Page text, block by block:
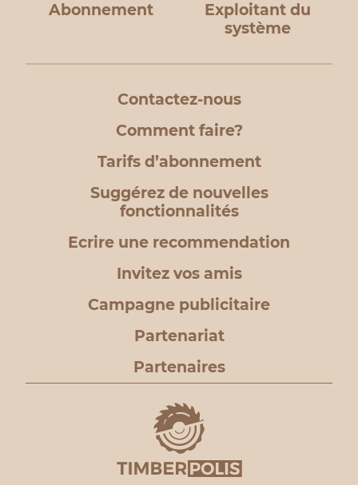
Abonnement
Exploitant du
système
Contactez-nous
Comment faire?
Tarifs d’abonnement
Suggérez de nouvelles
fonctionnalités
Ecrire une recommendation
Invitez vos amis
Campagne publicitaire
Partenariat
Partenaires